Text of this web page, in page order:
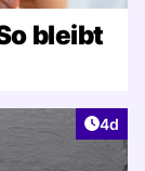
bleibt
4d